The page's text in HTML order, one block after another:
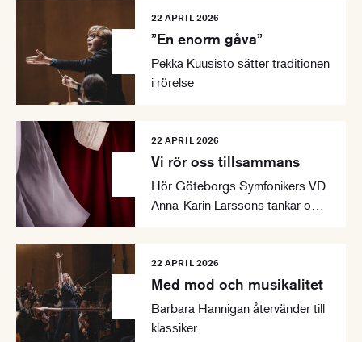
22 APRIL 2026
”En enorm gåva”
Pekka Kuusisto sätter traditionen
i rörelse
22 APRIL 2026
Vi rör oss tillsammans
Hör Göteborgs Symfonikers VD
Anna-Karin Larssons tankar om
22 APRIL 2026
Med mod och musikalitet
Barbara Hannigan återvänder till
klassiker